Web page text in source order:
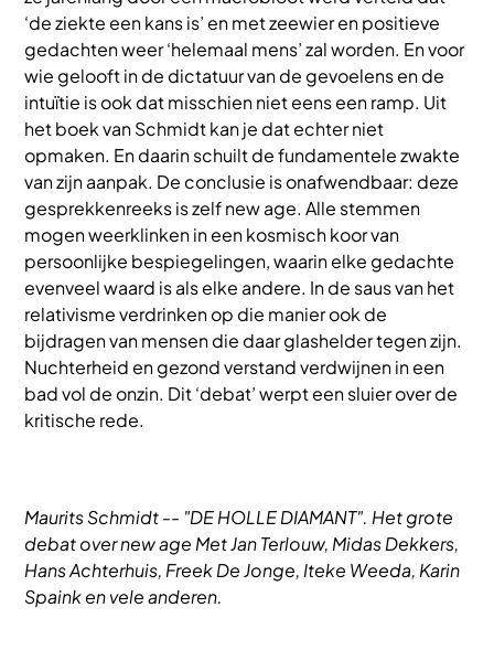
‘de ziekte een kans is’ en met zeewier en positieve
gedachten weer ‘helemaal mens’ zal worden. En voor
wie gelooft in de dictatuur van de gevoelens en de
intuïtie is ook dat misschien niet eens een ramp. Uit
het boek van Schmidt kan je dat echter niet
opmaken. En daarin schuilt de fundamentele zwakte
van zijn aanpak. De conclusie is onafwendbaar: deze
gesprekkenreeks is zelf new age. Alle stemmen
mogen weerklinken in een kosmisch koor van
persoonlijke bespiegelingen, waarin elke gedachte
evenveel waard is als elke andere. In de saus van het
relativisme verdrinken op die manier ook de
bijdragen van mensen die daar glashelder tegen zijn.
Nuchterheid en gezond verstand verdwijnen in een
bad vol de onzin. Dit ‘debat’ werpt een sluier over de
kritische rede.
Maurits Schmidt -- "DE HOLLE DIAMANT". Het grote
debat over new age Met Jan Terlouw, Midas Dekkers,
Hans Achterhuis, Freek De Jonge, Iteke Weeda, Karin
Spaink en vele anderen.